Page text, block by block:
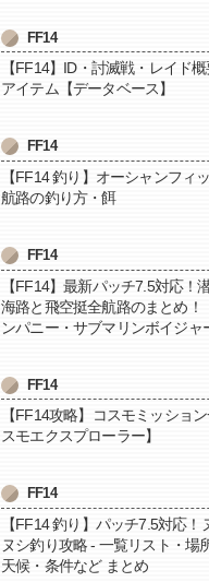
FF14
【FF14】ID・討滅戦・レイド
アイテム【データベース】
FF14
【FF14 釣り】オーシャンフィ
航路の釣り方・餌
FF14
【FF14】最新パッチ7.5対応！
海路と飛空挺全航路のまとめ！
ンパニー・サブマリンボイジャ
FF14
【FF14攻略】コスモミッショ
スモエクスプローラー】
FF14
【FF14 釣り】パッチ7.5対応！
ヌシ釣り攻略 - 一覧リスト・場
天候・条件など まとめ